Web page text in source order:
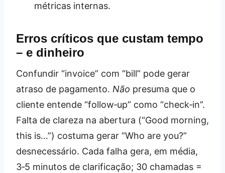
métricas internas.
Erros críticos que custam tempo
– e dinheiro
Confundir “invoice” com “bill” pode gerar
atraso de pagamento. Não presuma que o
cliente entende “follow‑up” como “check‑in”.
Falta de clareza na abertura (“Good morning,
this is…”) costuma gerar “Who are you?”
desnecessário. Cada falha gera, em média,
3‑5 minutos de clarificação; 30 chamadas =